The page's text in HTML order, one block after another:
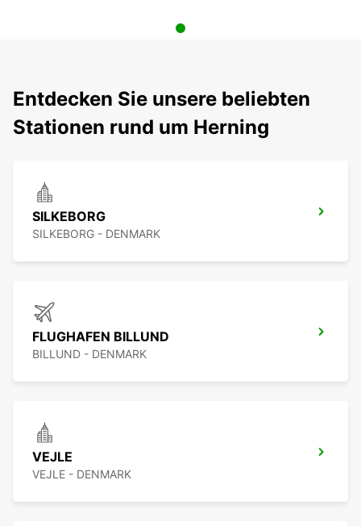
Entdecken Sie unsere beliebten
Stationen rund um Herning
SILKEBORG
SILKEBORG - DENMARK
FLUGHAFEN BILLUND
BILLUND - DENMARK
VEJLE
VEJLE - DENMARK